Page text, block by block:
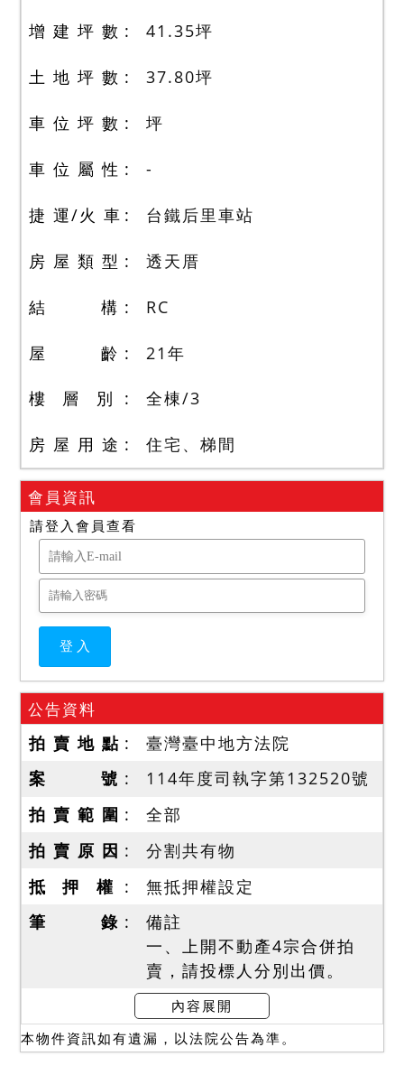
增 建 坪 數 41.35坪
土 地 坪 數 37.80坪
車 位 坪 數 坪
車 位 屬 性 -
捷 運/火 車 台鐵后里車站
房 屋 類 型 透天厝
結 構 RC
屋 齡 21 年
樓 層 別 全棟/3
房 屋 用 途 住宅、梯間
會員資訊
請登入會員查看
公告資料
拍 賣 地 點
臺灣臺中地方法院
案 號
114年度司執字第132520號
拍 賣 範 圍
全部
拍 賣 原 因
分割共有物
抵 押 權
無抵押權設定
筆 錄
備註
一、上開不動產4宗合併拍
賣，請投標人分別出價。
二、拍賣最低價額合計新台
幣：14,400,000元，以總價
最高者得標。
內容展開
本物件資訊如有遺漏，以法院公告為準。